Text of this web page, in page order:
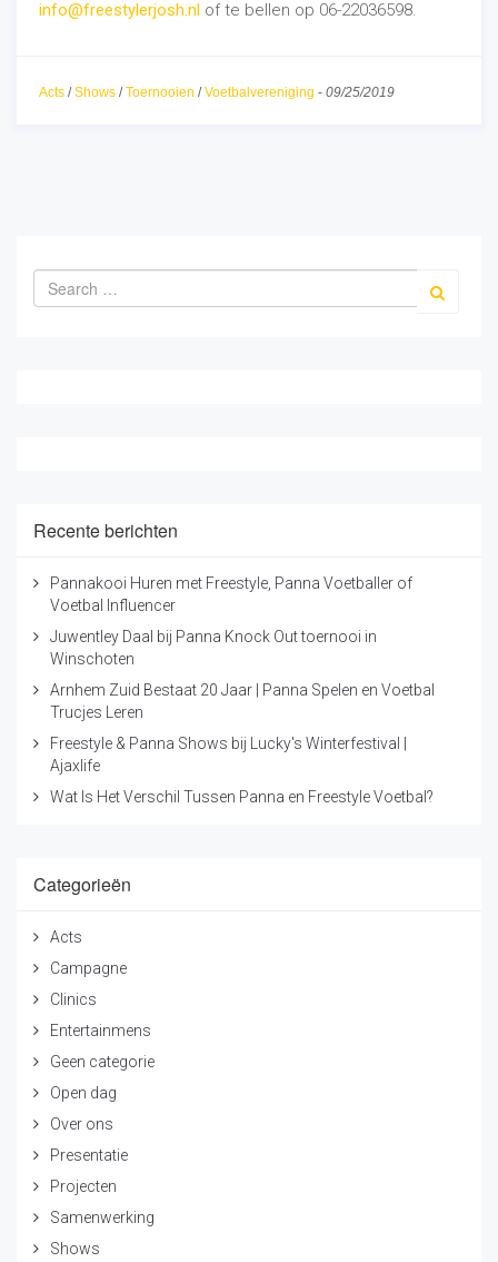
info@freestylerjosh.nl of te bellen op 06-22036598.
Acts /Shows /Toernooien /Voetbalvereniging - 09/25/2019
Recente berichten
Pannakooi Huren met Freestyle, Panna Voetballer of
Voetbal Influencer
Juwentley Daal bij Panna Knock Out toernooi in
Winschoten
Arnhem Zuid Bestaat 20 Jaar | Panna Spelen en Voetbal
Trucjes Leren
Freestyle & Panna Shows bij Lucky's Winterfestival |
Ajaxlife
Wat Is Het Verschil Tussen Panna en Freestyle Voetbal?
Categorieën
Acts
Campagne
Clinics
Entertainmens
Geen categorie
Open dag
Over ons
Presentatie
Projecten
Samenwerking
Shows